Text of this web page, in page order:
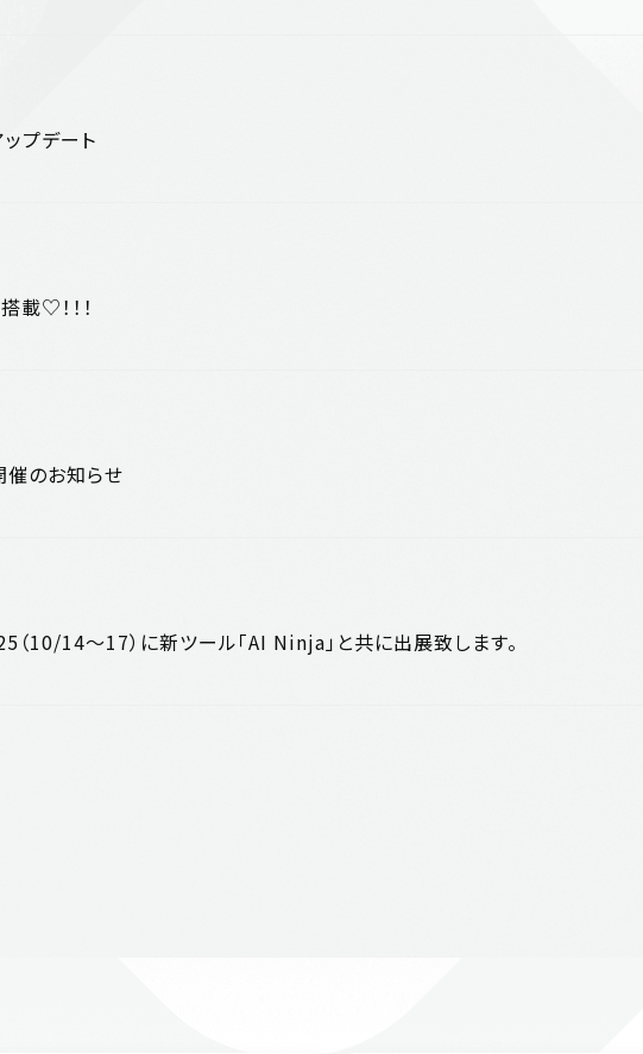
プデート
載♡！！！
のお知らせ
10/14～17）に新ツール「AI Ninja」と共に出展致します。